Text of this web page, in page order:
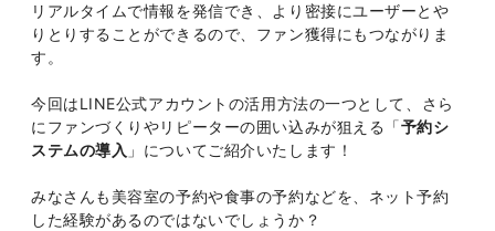
リアルタイムで情報を発信でき、より密接にユーザーとや
りとりすることができるので、ファン獲得にもつながりま
す。
今回はLINE公式アカウントの活用方法の一つとして、さら
にファンづくりやリピーターの囲い込みが狙える「予約シ
ステムの導入 」についてご紹介いたします！
みなさんも美容室の予約や食事の予約などを、ネット予約
した経験があるのではないでしょうか？